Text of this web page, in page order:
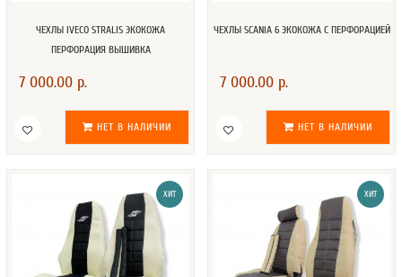
ЧЕХЛЫ IVECO STRALIS ЭКОКОЖА
ПЕРФОРАЦИЯ ВЫШИВКА
7 000.00 р.
НЕТ В НАЛИЧИИ
ЧЕХЛЫ SCANIA 6 ЭКОКОЖА С ПЕРФОРАЦИЕЙ
7 000.00 р.
НЕТ В НАЛИЧИИ
ХИТ ХИТ